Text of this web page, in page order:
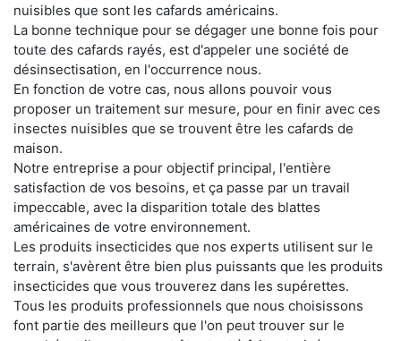
nuisibles que sont les cafards américains.
La bonne technique pour se dégager une bonne fois pour
toute des cafards rayés, est d'appeler une société de
désinsectisation, en l'occurrence nous.
En fonction de votre cas, nous allons pouvoir vous
proposer un traitement sur mesure, pour en finir avec ces
insectes nuisibles que se trouvent être les cafards de
maison.
Notre entreprise a pour objectif principal, l'entière
satisfaction de vos besoins, et ça passe par un travail
impeccable, avec la disparition totale des blattes
américaines de votre environnement.
Les produits insecticides que nos experts utilisent sur le
terrain, s'avèrent être bien plus puissants que les produits
insecticides que vous trouverez dans les supérettes.
Tous les produits professionnels que nous choisissons
font partie des meilleurs que l'on peut trouver sur le